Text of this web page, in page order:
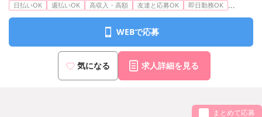
日払いOK 週払いOK 高収入・高額 友達と応募OK 即日勤務OK ...
WEBで応募
気になる 求人詳細を見る
まとめて応募